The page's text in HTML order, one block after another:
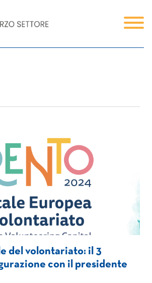
del volontariato: il 3
con il presidente